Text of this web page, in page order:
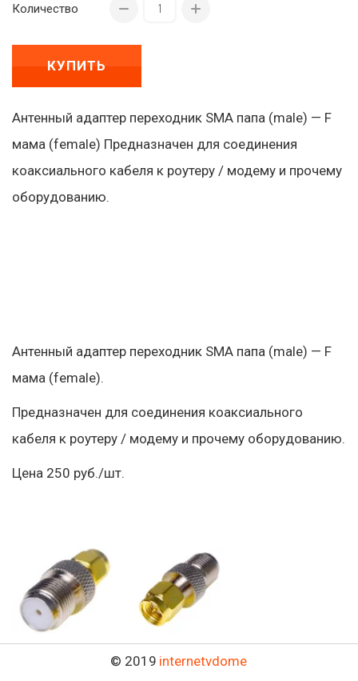
Количество
КУПИТЬ
Антенный адаптер переходник SMA папа (male) — F
мама (female) Предназначен для соединения
коаксиального кабеля к роутеру / модему и прочему
оборудованию.
Антенный адаптер переходник SMA папа (male) — F
мама (female).
Предназначен для соединения коаксиального
Цена 250 руб./шт.
© 2019 internetvdome